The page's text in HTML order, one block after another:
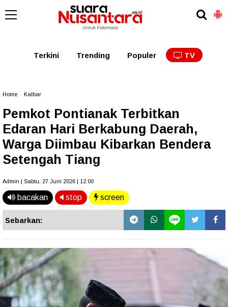
Kalbar Kalteng
Terkini Trending Populer TV
Home Kalbar
Pemkot Pontianak Terbitkan
Edaran Hari Berkabung Daerah,
Warga Diimbau Kibarkan Bendera
Setengah Tiang
Admin | Sabtu, 27 Juni 2026 | 12.00
bacakan stop screen
Sebarkan: